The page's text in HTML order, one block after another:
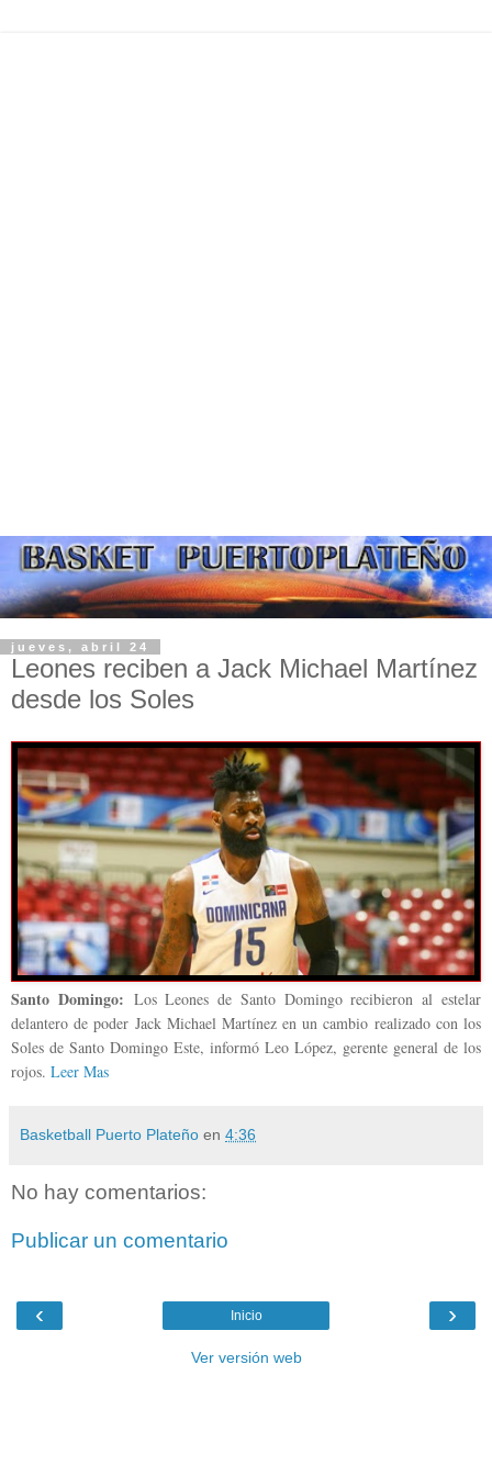
jueves, abril 24
Leones reciben a Jack Michael Martínez
Santo Domingo: Los Leones de Santo Domingo recibieron al estelar
delantero de poder Jack Michael Martínez en un cambio realizado con los
Soles de Santo Domingo Este, informó Leo López, gerente general de los
rojos. Leer Mas
Basketball Puerto Plateño en 4:36
No hay comentarios:
Publicar un comentario
‹ ›
Inicio
Ver versión web